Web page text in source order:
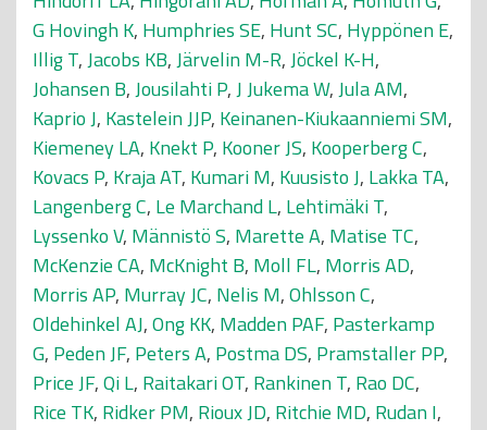
G Hovingh K, Humphries SE, Hunt SC, Hyppönen E,
Illig T,Jacobs KB,Järvelin M-R,Jöckel K-H,
Johansen B,Jousilahti P,J Jukema W,Jula AM,
Kaprio J, Kastelein JJP, Keinanen-Kiukaanniemi SM,
Kiemeney LA, Knekt P, Kooner JS, Kooperberg C,
Kovacs P, Kraja AT, Kumari M, Kuusisto J, Lakka TA,
Langenberg C, Le Marchand L, Lehtimäki T,
Lyssenko V, Männistö S, Marette A, Matise TC,
McKenzie CA, McKnight B, Moll FL, Morris AD,
Morris AP, Murray JC, Nelis M,Ohlsson C,
Oldehinkel AJ,Ong KK, Madden PAF, Pasterkamp
G, Peden JF, Peters A, Postma DS, Pramstaller PP,
Price JF,Qi L, Raitakari OT, Rankinen T, Rao DC,
Rice TK, Ridker PM, Rioux JD, Ritchie MD, Rudan I,